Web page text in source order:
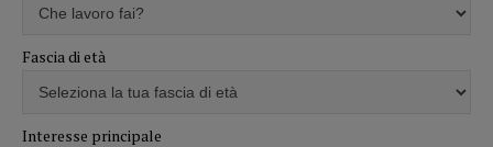
Fascia di età
Interesse principale